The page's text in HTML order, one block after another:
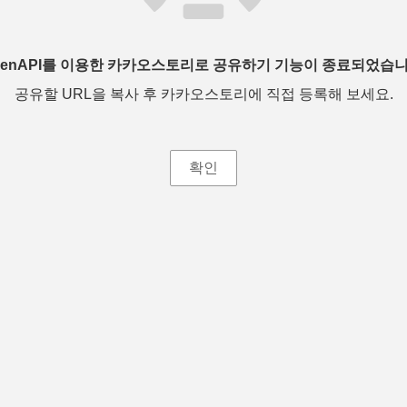
를 이용한 카카오스토리로 공유하기 기능이 종료되었습
공유할 URL을 복사 후 카카오스토리에 직접 등록해 보세요.
확인